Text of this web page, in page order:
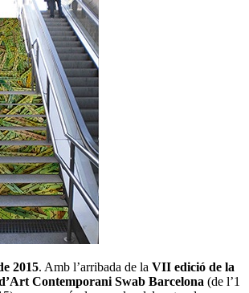
2015. Amb l’arribada de la VII edició de la
Contemporani Swab Barcelona (de l’1